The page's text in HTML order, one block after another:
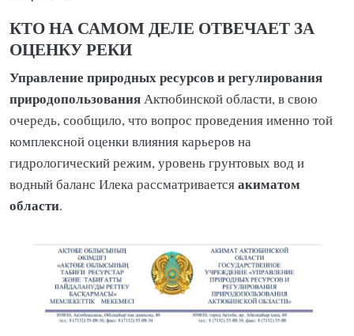
КТО НА САМОМ ДЕЛЕ ОТВЕЧАЕТ ЗА
ОЦЕНКУ РЕКИ
Управление природных ресурсов и регулирования
природопользованияАктюбинской области, в свою
очередь, сообщило, что вопрос проведения именно той
комплексной оценки влияния карьеров на
гидрологический режим, уровень грунтовых вод и
водный баланс Илека рассматриваетсяакиматом
области.